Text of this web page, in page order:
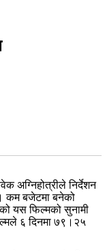
अग्निहोत्रीले निर्देशन
कम बजेटमा बनेको
यस फिल्मको सुनामी
६ दिनमा ७९।२५